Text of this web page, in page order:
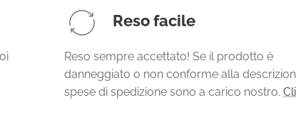
Reso facile
Reso sempre accettato! Se il prodotto è
danneggiato o non conforme alla
spese di spedizione sono a carico nostro.